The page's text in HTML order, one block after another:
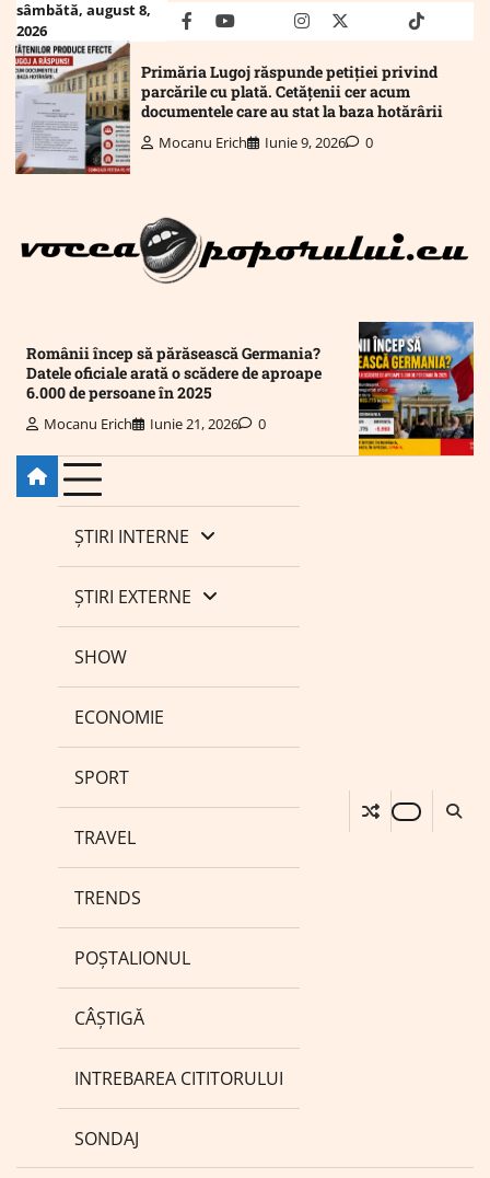
Skip
content
sâmbătă, august 8,
2026
facebookyoutubeMailinstagram
twitter truthtiktok
Primăria Lugoj răspunde petiției privind
parcările cu plată. Cetățenii cer acum
documentele care au stat la baza hotărârii
Mocanu Erich Iunie 9, 2026 0
Românii încep să părăsească Germania?
Datele oficiale arată o scădere de aproape
6.000 de persoane în 2025
Mocanu Erich Iunie 21, 2026 0
ȘTIRI INTERNE
ȘTIRI EXTERNE
SHOW
ECONOMIE
SPORT
TRAVEL
TRENDS
POȘTALIONUL
CÂȘTIGĂ
INTREBAREA CITITORULUI
SONDAJ